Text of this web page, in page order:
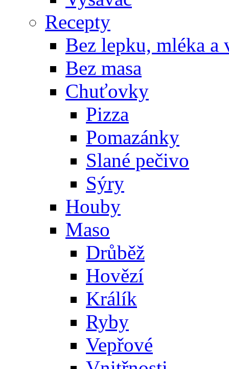
Recepty
Bez lepku, mléka a
Bez masa
Chuťovky
Pizza
Pomazánky
Slané pečivo
Sýry
Houby
Maso
Drůběž
Hovězí
Králík
Ryby
Vepřové